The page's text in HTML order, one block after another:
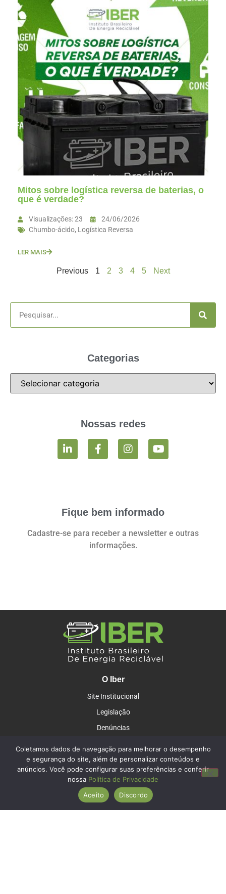
Mitos sobre logística reversa de baterias, o
que é verdade?
Visualizações: 23
24/06/2026
Chumbo-ácido, Logística Reversa
LER MAIS
Previous 1 2 3 4 5 Next
Categorias
Nossas redes
Fique bem informado
Cadastre-se para receber a newsletter e outras
informações.
O Iber
Site Institucional
Legislação
Denúncias
Contato
(15) 3357-8700
(15) 99835-0565
atendimento@iberbrasil.org.br
Você pode revogar seu consentimento a qualquer momento clicando no
link:
REVOGAR CONSENTIMENTO
Coletamos dados de navegação para melhorar o desempenho
e segurança do site, além de personalizar conteúdos e
anúncios. Você pode configurar suas preferências e conferir
nossa Política de Privacidade
Aceito
Discordo